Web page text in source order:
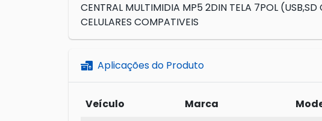
CENTRAL MULTIMIDIA MP5 2DIN TELA 7POL
CELULARES COMPATIVEIS
Aplicações do Produto
Veículo Marca